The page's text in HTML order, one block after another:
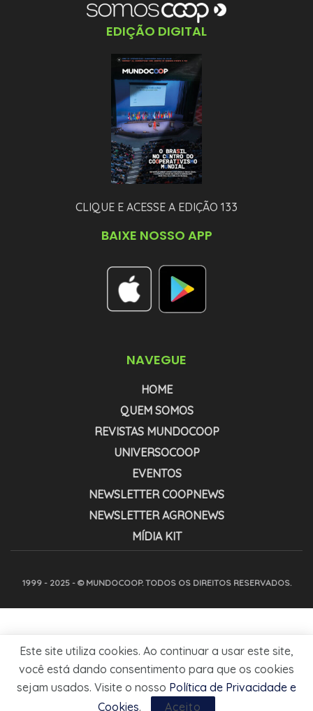
EDIÇÃO DIGITAL
CLIQUE E ACESSE A EDIÇÃO 133
BAIXE NOSSO APP
NAVEGUE
HOME
QUEM SOMOS
REVISTAS MUNDOCOOP
UNIVERSOCOOP
EVENTOS
NEWSLETTER COOPNEWS
NEWSLETTER AGRONEWS
MÍDIA KIT
1999 - 2025 - © MUNDOCOOP. TODOS OS DIREITOS RESERVADOS.
Este site utiliza cookies. Ao continuar a usar este site,
você está dando consentimento para que os cookies
sejam usados. Visite o nosso Política de Privacidade e
Cookies. Aceito